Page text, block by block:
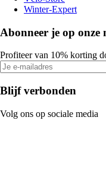
Winter-Expert
Abonneer je op onze
Profiteer van 10% korting
Blijf verbonden
Volg ons op sociale media